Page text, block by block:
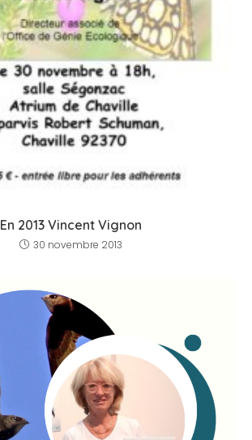
En 2013 Vincent Vignon
30 novembre 2013